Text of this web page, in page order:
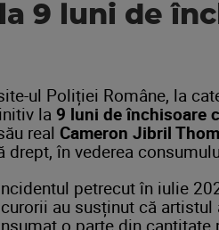
9 luni de
ul Poliției Române, la
la 9 luni de închisoare
real Cameron Jibril
drept, în vederea
petrecut în iulie
au susținut că
o parte din cantitate